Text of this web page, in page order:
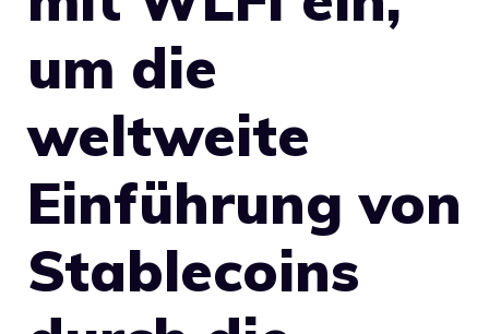
um die
weltweite
Einführung von
Stablecoins